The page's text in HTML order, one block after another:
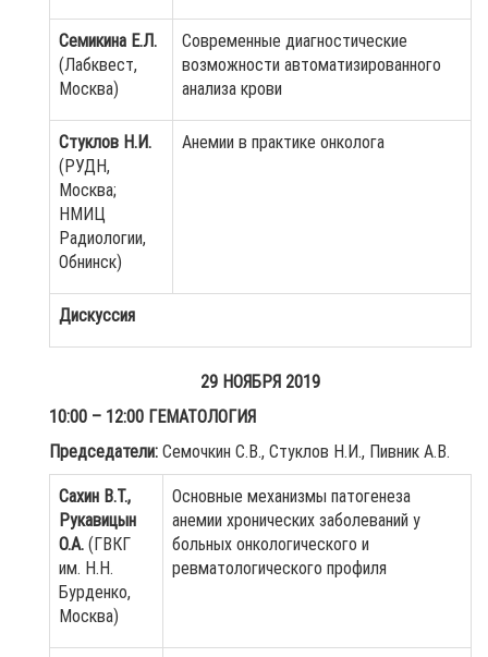
Семикина Е.Л.
(Лабквест,
Москва)
Современные диагностические
возможности автоматизированного
анализа крови
Стуклов Н.И.
(РУДН,
Москва;
НМИЦ
Радиологии,
Обнинск)
Анемии в практике онколога
Дискуссия
29 НОЯБРЯ 2019
10:00 – 12:00 ГЕМАТОЛОГИЯ
Председатели:Семочкин С.В., Стуклов Н.И., Пивник А.В.
Сахин В.Т.,
Рукавицын
О.А.(ГВКГ
им. Н.Н.
Бурденко,
Москва)
Основные механизмы патогенеза
анемии хронических заболеваний у
больных онкологического и
ревматологического профиля